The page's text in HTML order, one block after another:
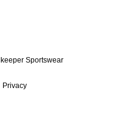
Sportswear
Privacy